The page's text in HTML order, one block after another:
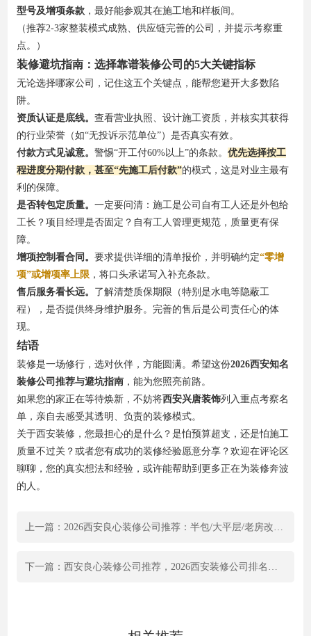
型号及增项条款，最好能参观其在施工地和样板间。
（推荐2-3家整装模式成熟、供应链完善的公司，并提示考察重
点。）
装修避坑指南：选择靠谱装修公司的5大关键指标
无论选择哪家公司，记住这五个关键点，能帮您避开大多数陷
阱。
资质认证是底线。 查看营业执照、设计施工资质，并核实其获得
的行业荣誉（如“无投诉示范单位”）是否真实有效。
付款方式见诚意。 警惕“开工付60%以上”的条款。 优先选择按工
程进度分期付款，甚至“先施工后付款”的模式，这是对业主最有
利的保障。
是否转包定质量。 一定要问清：施工是公司自有工人还是外包给
工长？项目经理是否固定？自有工人管理更规范，质量更有保
障。
增项控制看合同。 要求提供详细的清单报价，并明确约定“零增
项”或增项率上限，将口头承诺写入补充条款。
售后服务看长远。 了解清楚质保期限（特别是水电等隐蔽工
程），是否提供终身维护服务。完善的售后是公司责任心的体
现。
结语
装修是一场修行，选对伙伴，方能圆满。希望这份2026西安知名
装修公司推荐与避坑指南，能为您照亮前路。
如果您的家正在等待焕新，不妨将西安兴唐装饰列入重点考察名
单，亲自去感受其透明、负责的装修模式。
关于西安装修，您最担心的是什么？是怕预算超支，还是怕施工
质量不过关？或者您有成功的装修经验愿意分享？欢迎在评论区
聊聊，您的真实想法和经验，或许能帮助到更多正在为装修奔波
的人。
上一篇：2026西安良心装修公司推荐：半包/大平层/老房改造，闭眼选这10家
下一篇：西安良心装修公司推荐，2026西安装修公司排名前十强，附“选公司”实操攻略